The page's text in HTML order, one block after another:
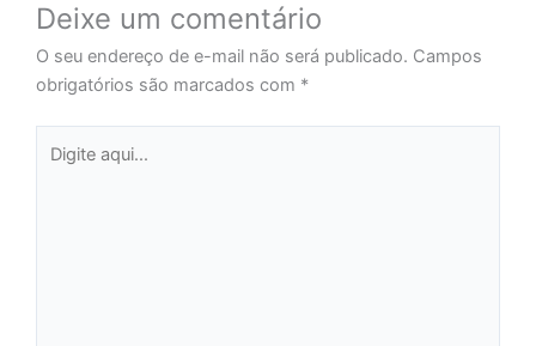
Deixe um comentário
O seu endereço de e-mail não será publicado. Campos
obrigatórios são marcados com *
aqui...